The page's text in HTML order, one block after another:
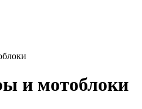
и мотоблоки